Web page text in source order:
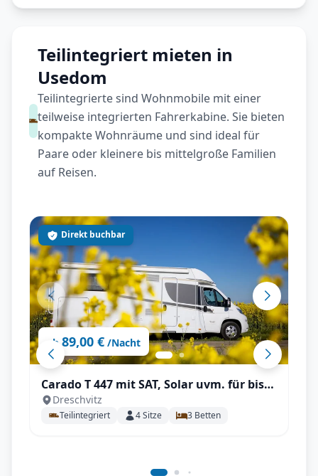
Teilintegriert mieten in
Usedom
Teilintegrierte sind Wohnmobile mit einer
teilweise integrierten Fahrerkabine. Sie bieten
kompakte Wohnräume und sind ideal für
Paare oder kleinere bis mittelgroße Familien
auf Reisen.
ab 89,00 € /Nacht
Direkt buchbar
Carado T 447 mit SAT, Solar uvm. für bis
zu 3 Personen!
Dreschvitz
Teilintegriert 4Sitze 3 Betten